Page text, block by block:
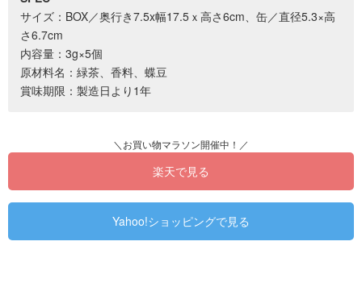
サイズ：BOX／奥行き7.5x幅17.5ｘ高さ6cm、缶／直径5.3×高
さ6.7cm
内容量：3g×5個
原材料名：緑茶、香料、蝶豆
賞味期限：製造日より1年
楽天で見る
Yahoo!ショッピングで見る